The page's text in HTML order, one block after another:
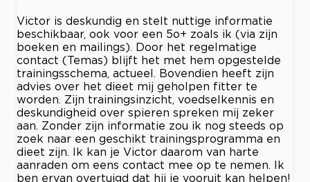
Victor is deskundig en stelt nuttige informatie
beschikbaar, ook voor een 5o+ zoals ik (via zijn
boeken en mailings). Door het regelmatige
contact (Temas) blijft het met hem opgestelde
trainingsschema, actueel. Bovendien heeft zijn
advies over het dieet mij geholpen fitter te
worden. Zijn trainingsinzicht, voedselkennis en
deskundigheid over spieren spreken mij zeker
aan. Zonder zijn informatie zou ik nog steeds op
zoek naar een geschikt trainingsprogramma en
dieet zijn. Ik kan je Victor daarom van harte
aanraden om eens contact mee op te nemen. Ik
ben ervan overtuigd dat hij je vooruit kan helpen!